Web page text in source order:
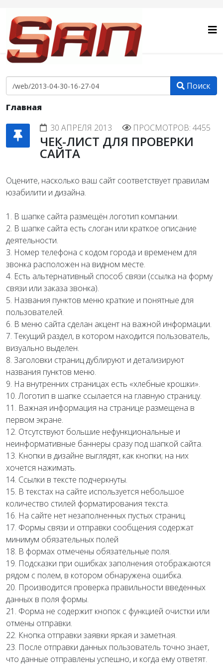
Поиск
Главная
30 АПРЕЛЯ 2013
ПРОСМОТРОВ: 4455
ЧЕК-ЛИСТ ДЛЯ ПРОВЕРКИ
САЙТА
Оцените, насколько ваш сайт соответствует правилам
юзабилити и дизайна.
1. В шапке сайта размещён логотип компании.
2. В шапке сайта есть слоган или краткое описание
деятельности.
3. Номер телефона с кодом города и временем для
звонка расположен на видном месте.
4. Есть альтернативный способ связи (ссылка на форму
связи или заказа звонка).
5. Названия пунктов меню краткие и понятные для
пользователей.
6. В меню сайта сделан акцент на важной информации.
7. Текущий раздел, в котором находится пользователь,
визуально выделен.
8. Заголовки страниц дублируют и детализируют
названия пунктов меню.
9. На внутренних страницах есть «хлебные крошки».
10. Логотип в шапке ссылается на главную страницу.
11. Важная информация на странице размещена в
первом экране.
12. Отсутствуют большие нефункциональные и
неинформативные баннеры сразу под шапкой сайта.
13. Кнопки в дизайне выглядят, как кнопки; на них
хочется нажимать.
14. Ссылки в тексте подчеркнуты.
15. В текстах на сайте используется небольшое
количество стилей форматирования текста.
16. На сайте нет незаполненных пустых страниц.
17. Формы связи и отправки сообщения содержат
минимум обязательных полей
18. В формах отмечены обязательные поля.
19. Подсказки при ошибках заполнения отображаются
рядом с полем, в котором обнаружена ошибка.
20. Производится проверка правильности введенных
данных в поля формы.
21. Форма не содержит кнопок с функцией очистки или
отмены отправки.
22. Кнопка отправки заявки яркая и заметная.
23. После отправки данных пользователь точно знает,
что данные отправлены успешно, и когда ему ответят.